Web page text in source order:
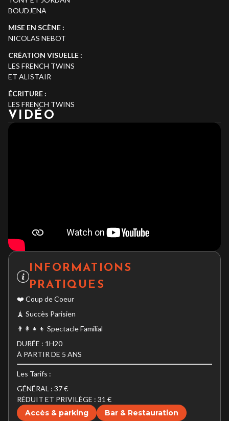
BOUDJENA
MISE EN SCÈNE :
NICOLAS NEBOT
CRÉATION VISUELLE :
LES FRENCH TWINS
ET ALISTAIR
ÉCRITURE :
LES FRENCH TWINS
VIDÉO
INFORMATIONS
PRATIQUES
❤️ Coup de Coeur
🗼 Succès Parisien
👨‍👩‍👧‍👦 Spectacle Familial
DURÉE : 1H20
À PARTIR DE 5 ANS
Les Tarifs :
GÉNÉRAL : 37 €
RÉDUIT ET PRIVILÈGE : 31 €
Accès & parking
Bar & Restauration